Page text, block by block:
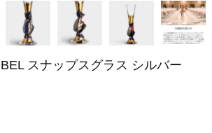
スナップスグラス シルバー